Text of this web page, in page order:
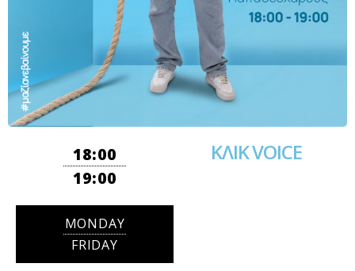
18:00
19:00
MONDAY
FRIDAY
ΚΛΙΚ VOICE